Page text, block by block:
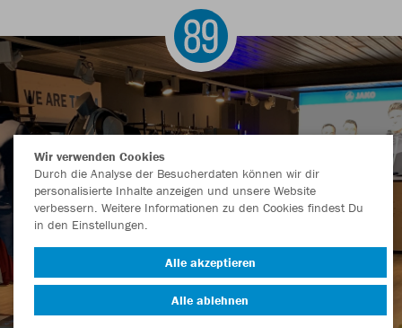
TEAMSHOP89 GREIFSWALD
Wir verwenden Cookies
Durch die Analyse der Besucherdaten können wir dir
personalisierte Inhalte anzeigen und unsere Website
verbessern. Weitere Informationen zu den Cookies findest Du
in den Einstellungen.
Alle akzeptieren
Alle ablehnen